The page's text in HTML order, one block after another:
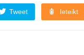
Tweet Ieteikt